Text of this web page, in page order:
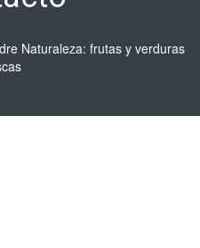
Naturaleza: frutas y verduras